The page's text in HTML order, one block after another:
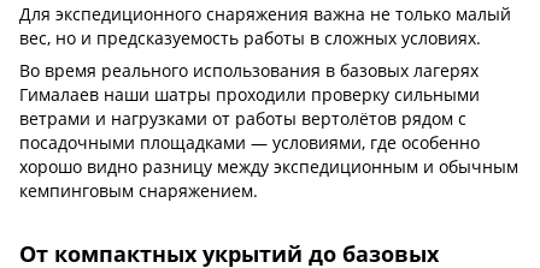
Для экспедиционного снаряжения важна не только малый
вес, но и предсказуемость работы в сложных условиях.
Во время реального использования в базовых лагерях
Гималаев наши шатры проходили проверку сильными
ветрами и нагрузками от работы вертолётов рядом с
посадочными площадками — условиями, где особенно
хорошо видно разницу между экспедиционным и обычным
кемпинговым снаряжением.
От компактных укрытий до базовых